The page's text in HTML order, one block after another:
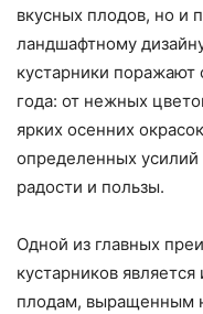
вкусных плодов, но и
ландшафтному
кустарники поражают
года: от нежных
ярких осенних
определенных усилий
радости и пользы.
Одной из главных
кустарников
плодам, выращенным